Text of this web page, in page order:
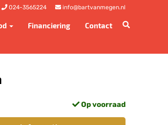
024-3565224 info@bartvanmegen.nl
Financiering Contact
Op voorraad